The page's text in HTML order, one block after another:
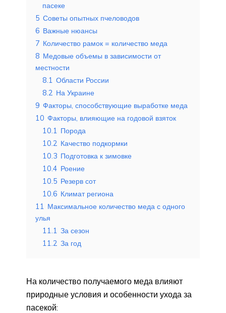
пасеке
5 Советы опытных пчеловодов
6 Важные нюансы
7 Количество рамок = количество меда
8 Медовые объемы в зависимости от
местности
8.1 Области России
8.2 На Украине
9 Факторы, способствующие выработке меда
10 Факторы, влияющие на годовой взяток
10.1 Порода
10.2 Качество подкормки
10.3 Подготовка к зимовке
10.4 Роение
10.5 Резерв сот
10.6 Климат региона
11 Максимальное количество меда с одного
улья
11.1 За сезон
11.2 За год
На количество получаемого меда влияют
природные условия и особенности ухода за
пасекой: